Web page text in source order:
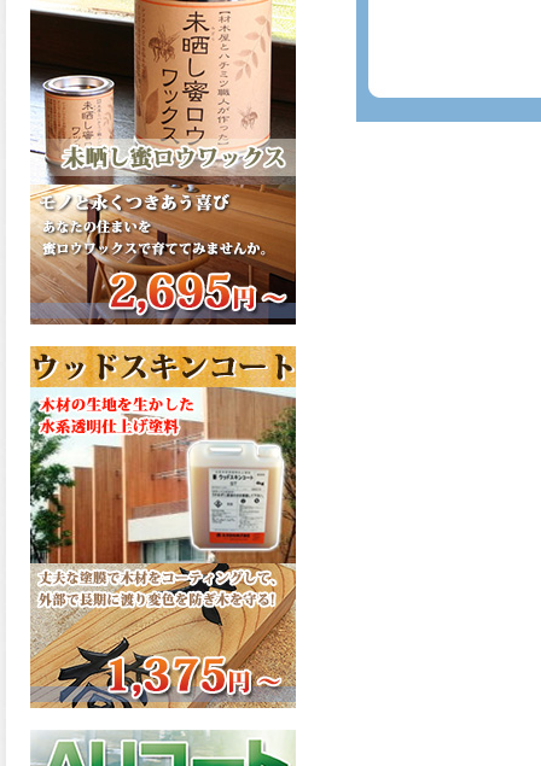
さで、低汚染形。塗料用シン
ナーで希釈できる、使いやす
さを追求したウレタン樹脂エ
ナメル、低汚染形ファインウ
レタンU100が新しく販売開始
致しました。ご購入はこちら
から。
2026.03.05
ファインウレタンの使いやす
さで、弾性形。塗料用シンナ
ーで希釈できる、使いやすさ
を追求したウレタン樹脂エナ
メル、弾性ファインウレタン
した。ご購入はこちらから。
2026.03.04
長年ご愛顧いただいている
「ラッカー塗料」に抗ウイル
ス機能を追加しバージョンア
ップ、UAV-78700 クリヤーラ
ッカー・ハイフラットが新し
く販売開始致しました。ご購
入はこちらから。
2026.03.03
木の素材感はそのまま活か
し、汚れや日焼け・黄ばみを
防ぐことができる、白木肌2が
新しく販売開始致しました。
2026.03.03